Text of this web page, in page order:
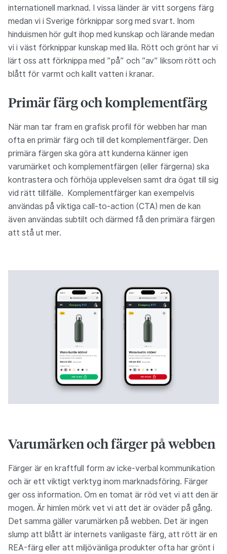
internationell marknad. I vissa länder är vitt sorgens färg
medan vi i Sverige förknippar sorg med svart. Inom
hinduismen hör gult ihop med kunskap och lärande medan
vi i väst förknippar kunskap med lila. Rött och grönt har vi
lärt oss att förknippa med ”på” och ”av” liksom rött och
blått för varmt och kallt vatten i kranar.
Primär färg och komplementfärg
När man tar fram en grafisk profil för webben har man
ofta en primär färg och till det komplementfärger. Den
primära färgen ska göra att kunderna känner igen
varumärket och komplementfärgen (eller färgerna) ska
kontrastera och förhöja upplevelsen samt dra ögat till sig
vid rätt tillfälle. Komplementfärger kan exempelvis
användas på viktiga call-to-action (CTA) men de kan
även användas subtilt och därmed få den primära färgen
att stå ut mer.
Varumärken och färger på webben
Färger är en kraftfull form av icke-verbal kommunikation
och är ett viktigt verktyg inom marknadsföring. Färger
ger oss information. Om en tomat är röd vet vi att den är
mogen. Är himlen mörk vet vi att det är oväder på gång.
Det samma gäller varumärken på webben. Det är ingen
slump att blått är internets vanligaste färg, att rött är en
REA-färg eller att miljövänliga produkter ofta har grönt i